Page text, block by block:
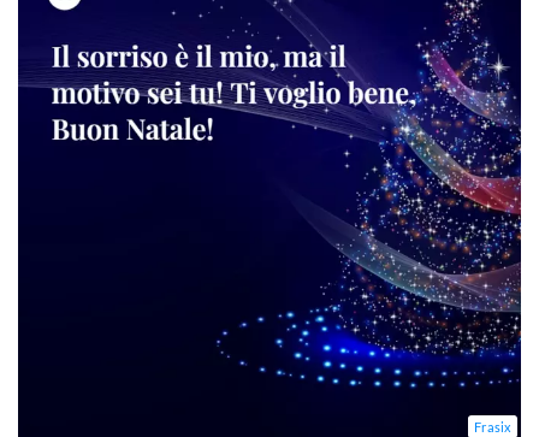
Frasix